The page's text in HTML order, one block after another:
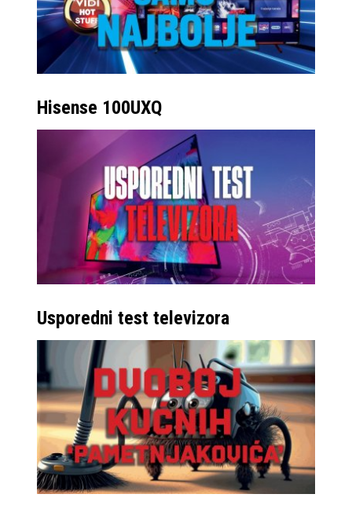
Hisense 100UXQ
Usporedni test televizora